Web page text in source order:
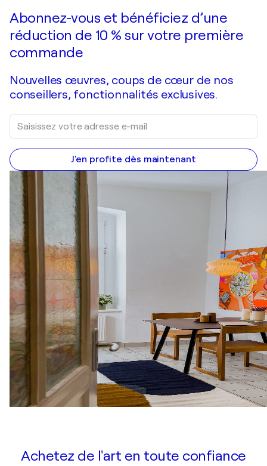
Je passe commande
Abonnez-vous et bénéficiez d’une
réduction de 10 % sur votre première
commande
Nouvelles œuvres, coups de cœur de nos
conseillers, fonctionnalités exclusives.
J'en profite dès maintenant
Achetez de l'art en toute confiance